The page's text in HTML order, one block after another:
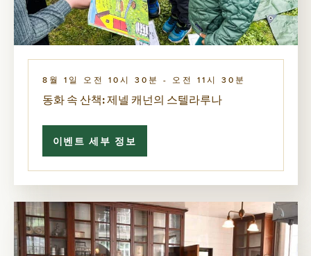
8월 1일 오전 10시 30분 - 오전 11시 30분
동화 속 산책: 제넬 캐넌의 스텔라루나
이벤트 세부 정보
속
산
제
넬
캐
넌
의
스
텔